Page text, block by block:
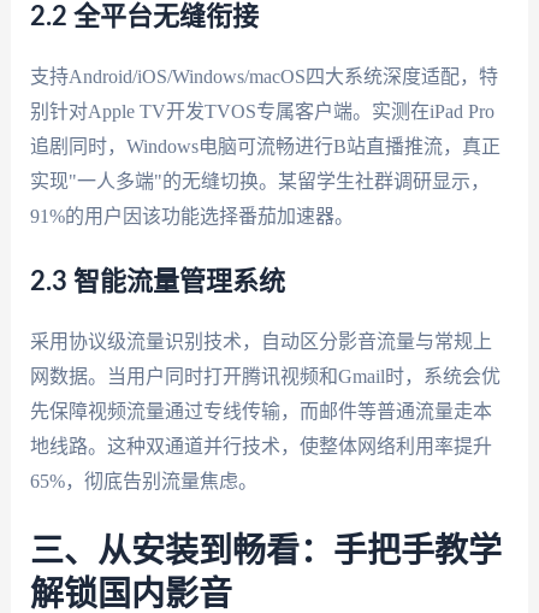
2.2 全平台无缝衔接
支持Android/iOS/Windows/macOS四大系统深度适配，特
别针对Apple TV开发TVOS专属客户端。实测在iPad Pro
追剧同时，Windows电脑可流畅进行B站直播推流，真正
实现"一人多端"的无缝切换。某留学生社群调研显示，
91%的用户因该功能选择番茄加速器。
2.3 智能流量管理系统
采用协议级流量识别技术，自动区分影音流量与常规上
网数据。当用户同时打开腾讯视频和Gmail时，系统会优
先保障视频流量通过专线传输，而邮件等普通流量走本
地线路。这种双通道并行技术，使整体网络利用率提升
65%，彻底告别流量焦虑。
三、从安装到畅看：手把手教学
解锁国内影音